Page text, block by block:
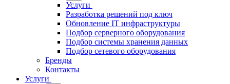
Услуги
Разработка решений под ключ
Обновление IT инфраструктуры
Подбор серверного оборудования
Подбор системы хранения данных
Подбор сетевого оборудования
Бренды
Контакты
Услуги